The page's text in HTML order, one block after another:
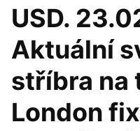
USD.
Aktuální
stříbra na
London